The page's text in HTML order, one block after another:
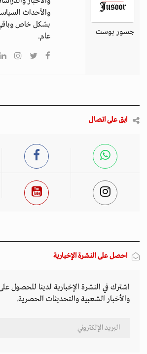
جسور بوست
والأحداث
بشكل خاص
عام.
ابق على اتصال
احصل على النشرة الإخبارية
اشترك في النشرة الإخبارية لدينا للحصول
والأخبار الشعبية والتحديثات الحصرية.